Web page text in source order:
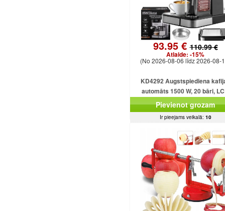
93.95 €110.99 €
Atlaide: -15%
(No 2026-08-06 līdz 2026-08-
KD4292 Augstspiediena
automāts 1500 W, 20 bāri,
displejs
Pievienot grozam
Ir pieejams veikalā: 10